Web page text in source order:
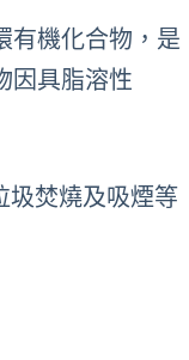
有機化合物，是
因具脂溶性
圾焚燒及吸煙等